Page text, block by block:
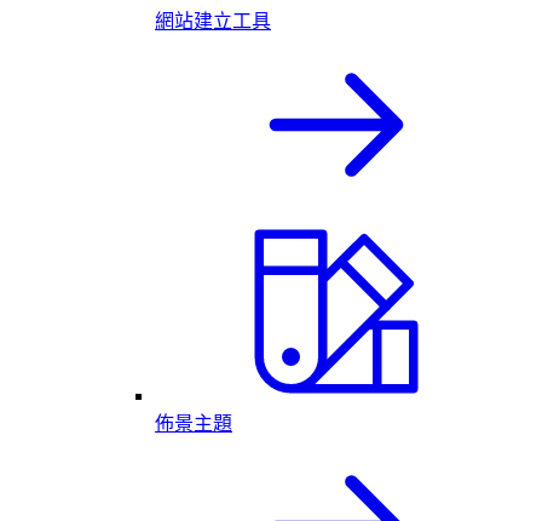
網站建立工具
佈景主題